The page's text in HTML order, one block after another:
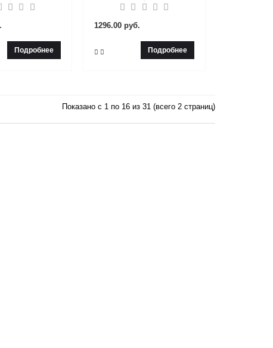
Подробнее
1296.00 руб.
Подробнее
Показано с 1 по 16 из 31 (всего 2 страниц)